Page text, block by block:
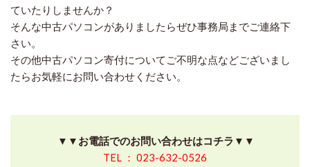
ていたりしませんか？
そんな中古パソコンがありましたらぜひ事務局までご連絡下
さい。
その他中古パソコン寄付についてご不明な点などございまし
たらお気軽にお問い合わせください。
▼▼お電話でのお問い合わせはコチラ▼▼
TEL ： 023-632-0526